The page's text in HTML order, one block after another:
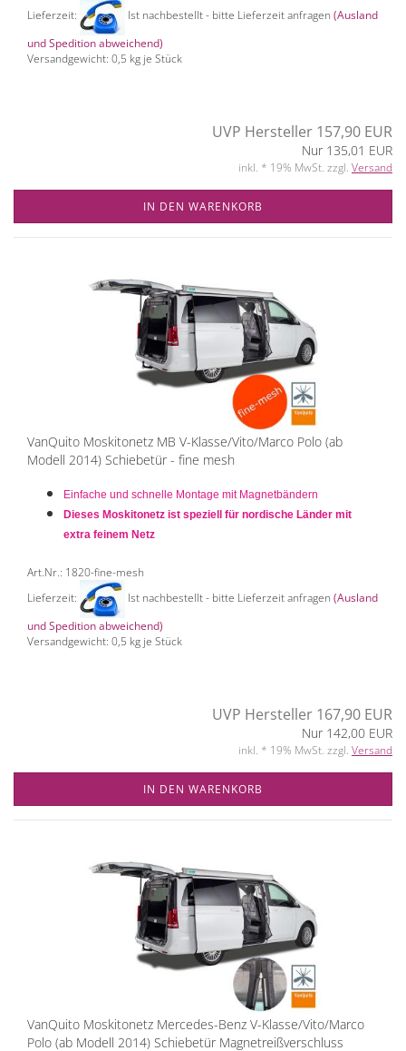
Lieferzeit: Ist nachbestellt - bitte Lieferzeit anfragen (Ausland
und Spedition abweichend)
Versandgewicht: 0,5 kg je Stück
UVP Hersteller 157,90 EUR
Nur 135,01 EUR
inkl. * 19% MwSt. zzgl. Versand
IN DEN WARENKORB
VanQuito Moskitonetz MB V-Klasse/Vito/Marco Polo (ab
Modell 2014) Schiebetür - fine mesh
Einfache und schnelle Montage mit Magnetbändern
Dieses Moskitonetz ist speziell für nordische Länder mit
extra feinem Netz
Art.Nr.: 1820-fine-mesh
Lieferzeit:
Ist nachbestellt - bitte Lieferzeit anfragen (Ausland
und Spedition abweichend)
Versandgewicht: 0,5 kg je Stück
UVP Hersteller 167,90 EUR
Nur 142,00 EUR
inkl. * 19% MwSt. zzgl. Versand
IN DEN WARENKORB
VanQuito Moskitonetz Mercedes-Benz V-Klasse/Vito/Marco
Polo (ab Modell 2014) Schiebetür Magnetreißverschluss